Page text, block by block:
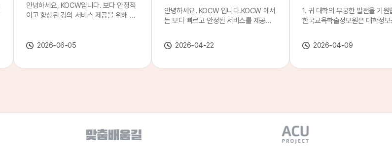
안녕하세요, KOCW입니다. 보다 안정적
이고 향상된 강의 서비스 제공을 위해 강
스가 종료될 예정이오니, 이용에 참고하
종료 강의 안내 이관 작업으로 인해 일부
었습니다. 서비스 종료 강의 목록은 아래
링크에서 확인하실 수 있습니다. → 서비
2026-06-05
안녕하세요. KOCW 입니다.KOCW 에서
는 보다 빠르고 안정된 서비스를 제공하
합니다.※ 서비스 점검 작업 일시 : 4월
24일(금) 19:00 ~ 4월 25일(토) 23:00
안 일시중지될 예정이오니, 이 점 양해하
2026-04-22
1. 귀 대학의 무궁한 발전을 기원
한국교육학술정보원은 대학정
본 조사는 2025. 3. 1~2026. 2.
에 운영된 원격강좌(이러닝) 현
강좌(12-바)'에 데이터를 연계할
인시 캠퍼스인 경우 해당 캠퍼스
있는 기관명을 선택하시면 됩니
2026-04-09